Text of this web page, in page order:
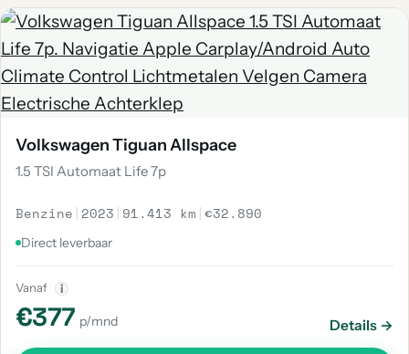
Volkswagen Tiguan Allspace
1.5 TSI Automaat Life 7p
Benzine | 2023 | 91.413 km |€32.890
Direct leverbaar
Vanaf i
€377 p/mnd Details →